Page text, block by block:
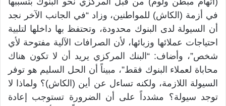
في أزمة (الكاش) للمواطنين، وزاد “في الجانب الآخر نجد
أن السيولة لدى البنوك محدودة، وتحتفظ بها داخلها لتلبية
احتياجات عملائها وزبائها، لأن الصرافات الآلية مفتوحة لأي
شخص”، وأضاف: “البنك المركزي يريد أن لا تكون هناك
محاباة لعملاء البنوك فقط”، مبيناً أن الحل السليم هو توفر
السيولة اللازمة، ولكنه تساءل عن أين (الكاش)؟ ولماذا لا
توجد سيولة؟ مشدداً على أن الضرورة تستوجب إعادة